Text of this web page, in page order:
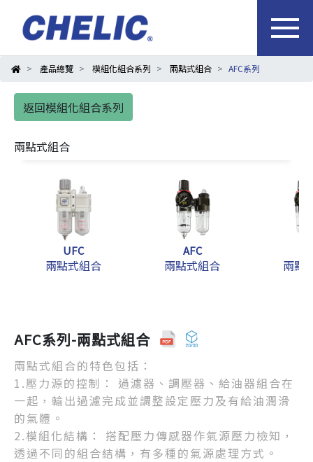
產品總覽 模組化組合系列 兩點式組合 AFC系列
返回模組化組合系列
兩點式組合
UFC
兩點式組合
AFC
兩點式組合 兩點
AFC系列-兩點式組合
兩點式組合的特色包括：
1.壓力源的控制： 過濾器、調壓器、給油器組合在
一起，輸出過濾完成並調整設定壓力及有給油潤滑
的氣體。
2.模組化結構： 搭配壓力傳感器作氣源壓力檢知，
透過不同的組合結構，有多種的氣源處理方式。